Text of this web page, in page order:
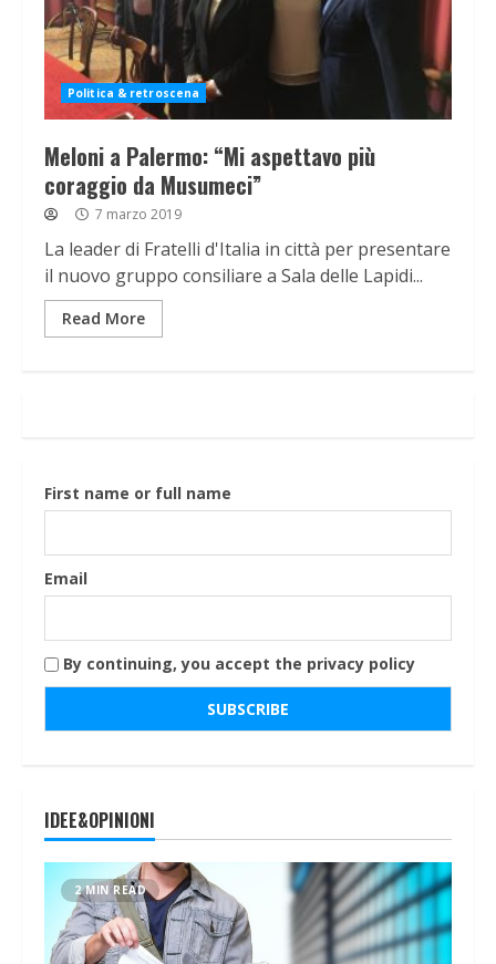
Politica & retroscena
Meloni a Palermo: “Mi aspettavo più
coraggio da Musumeci”
7 marzo 2019
La leader di Fratelli d'Italia in città per presentare
il nuovo gruppo consiliare a Sala delle Lapidi...
Read More
First name or full name
Email
By continuing, you accept the privacy policy
IDEE&OPINIONI
2 MIN READ